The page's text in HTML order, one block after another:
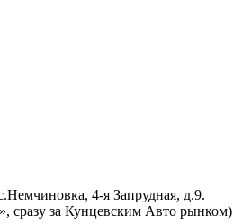
4-я Запрудная, д.9.
сразу за Кунцевским Авто рынком)